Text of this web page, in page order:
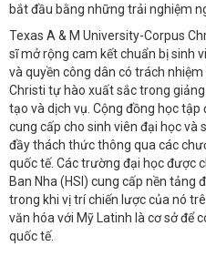
bắt đầu bằng những trải nghiệm
Texas A & M University-Corpus
sĩ mở rộng cam kết chuẩn bị sinh
và quyền công dân có trách
Christi tự hào xuất sắc trong
tạo và dịch vụ. Cộng đồng học
cung cấp cho sinh viên đại học và
đầy thách thức thông qua các
quốc tế. Các trường đại học được
Ban Nha (HSI) cung cấp nền tảng
trong khi vị trí chiến lược của nó
văn hóa với Mỹ Latinh là cơ sở để
quốc tế.